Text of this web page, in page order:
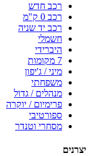
רכב חדש
רכב 0 ק"מ
רכב יד שניה
חשמלי
היברידי
7 מקומות
מיני / ג'יפון
משפחתי
מנהלים / גדול
פרימיום / יוקרה
ספורטיבי
מסחרי וטנדר
יצרנים